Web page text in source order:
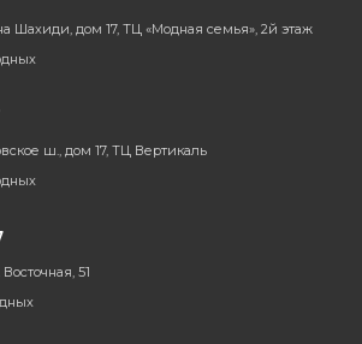
Шахиди, дом 17, ТЦ «Модная семья», 2й этаж
ш., дом 17, ТЦ Вертикаль
51